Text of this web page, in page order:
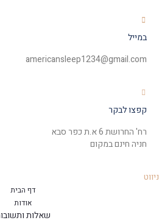
במייל
americansleep1234@gmail.com
קפצו לבקר
רח' החרושת 6 א.ת כפר סבא
חניה חינם במקום
דף הבית
אודות
שאלות ותשובות